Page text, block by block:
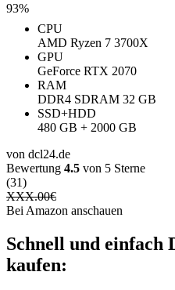
93%
CPU
AMD Ryzen 7 3700X
GPU
GeForce RTX 2070
RAM
DDR4 SDRAM 32 GB
SSD+HDD
480 GB + 2000 GB
von dcl24.de
Bewertung 4.5 von 5 Sterne
(31)
XXX.00€
Bei Amazon anschauen
Schnell und einfach
kaufen: